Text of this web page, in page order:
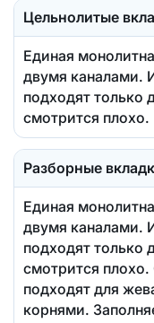
Цельнолитые
Единая
двумя каналами.
подходят только
смотрится плохо.
Разборные
Единая
двумя каналами.
подходят только
смотрится плохо.
подходят для
корнями.